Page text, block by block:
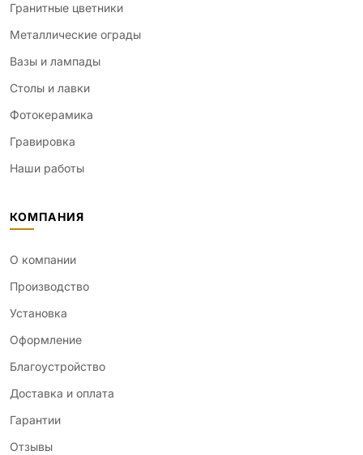
Гранитные цветники
Металлические ограды
Вазы и лампады
Столы и лавки
Фотокерамика
Гравировка
Наши работы
КОМПАНИЯ
О компании
Производство
Установка
Оформление
Благоустройство
Доставка и оплата
Гарантии
Отзывы